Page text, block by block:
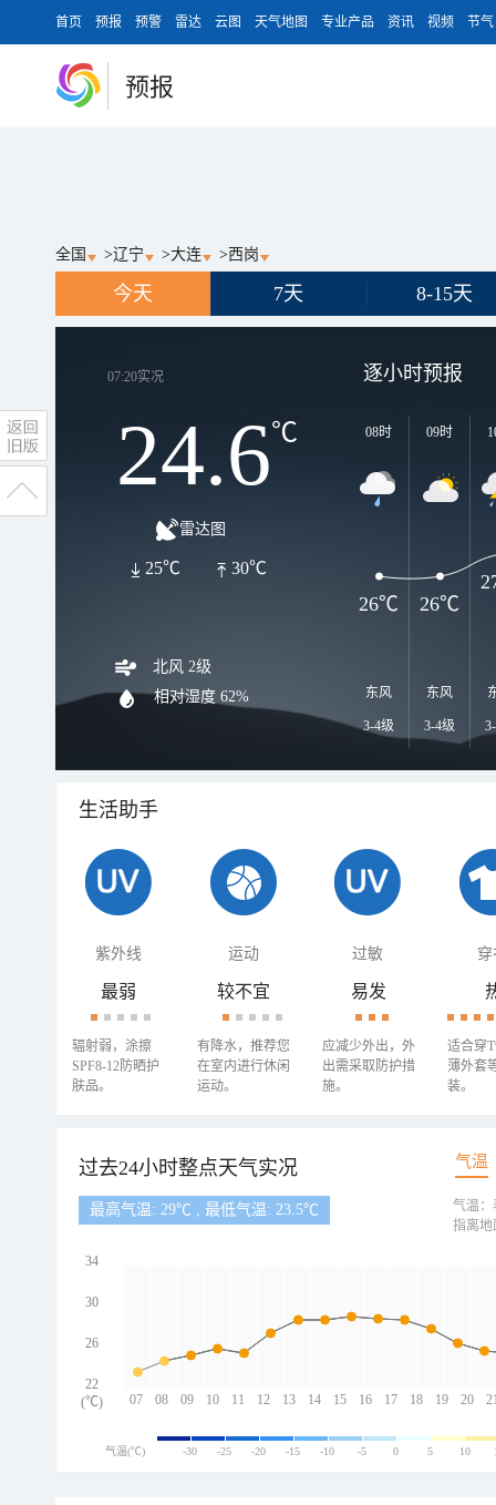
首页 预报 预警 雷达 云图 天气地图 专业产品 资讯 视频 节气
预报
全国 >辽宁 >大连 >西岗
今天 7天 8-15天
07:20实况
24.6℃
雷达图
30℃
25℃
北风 2级
相对湿度 62%
逐小时预报
08时
东风
3-4级
09时
东风
3-4级
26℃ 26℃
生活助手
紫外线 运动 过敏 穿
最弱
辐射弱，涂擦
SPF8-12防晒护
肤品。
较不宜
有降水，推荐您
在室内进行休闲
运动。
易发
应减少外出，外
出需采取防护措
施。
适合穿
薄外套
装。
过去24小时整点天气实况 气温
最高气温: 29℃ , 最低气温: 23.5℃
07 08 09 10 11 12 13 14 15 16 17 18 19 20
34
30
26
22
(℃)
气温：
指离地
气温(℃) -30 -25 -20 -15 -10 -5 0 5 10